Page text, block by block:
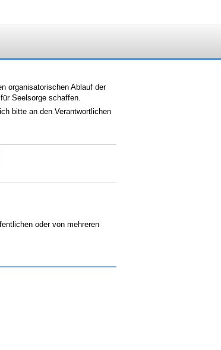
organisatorischen Ablauf der
Seelsorge schaffen.
bitte an den Verantwortlichen
oder von mehreren